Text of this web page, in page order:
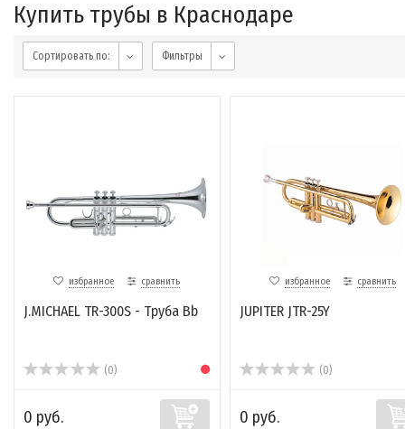
Купить трубы в Краснодаре
Сортировать по: Фильтры
избранное сравнить
J.MICHAEL TR-300S - Труба Bb
(0)
0 руб.
избранное сравнить
JUPITER JTR-25Y
(0)
0 руб.